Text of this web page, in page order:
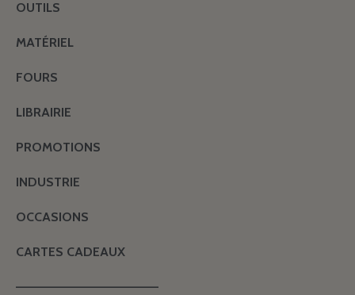
OUTILS
MATÉRIEL
FOURS
LIBRAIRIE
PROMOTIONS
INDUSTRIE
OCCASIONS
CARTES CADEAUX
———————————————